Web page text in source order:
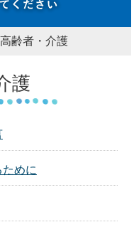
齢者・介護
護
めに